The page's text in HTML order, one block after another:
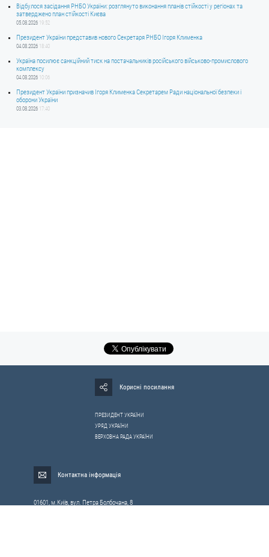
Відбулося засідання РНБО України: розглянуто виконання планів стійкості у регіонах та
затверджено план стійкості Києва
05.08.2026 19:52
Президент України представив нового Секретаря РНБО Ігоря Клименка
04.08.2026 18:40
Україна посилює санкційний тиск на постачальників російського військово-промислового
комплексу
04.08.2026 10:06
Президент України призначив Ігоря Клименка Секретарем Ради національної безпеки і
оборони України
03.08.2026 17:40
Корисні посилання
ПРЕЗИДЕНТ УКРАЇНИ
УРЯД УКРАЇНИ
ВЕРХОВНА РАДА УКРАЇНИ
Контактна інформація
01601, м.Київ, вул. Петра Болбочана, 8